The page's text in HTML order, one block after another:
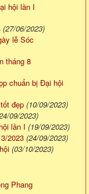
hội lần I
(27/06/2023)
lễ Sóc
tháng 8
chuẩn bị Đại hội
đẹp (10/09/2023)
09/2023)
lần I (19/09/2023)
2023 (24/09/2023)
(03/10/2023)
Phang